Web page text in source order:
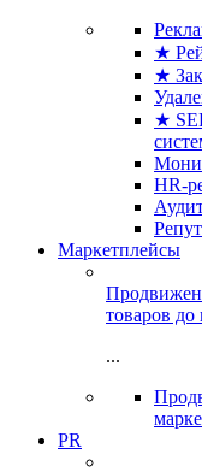
★
★
★
HR-
Маркетплейсы
товаров до
...
PR